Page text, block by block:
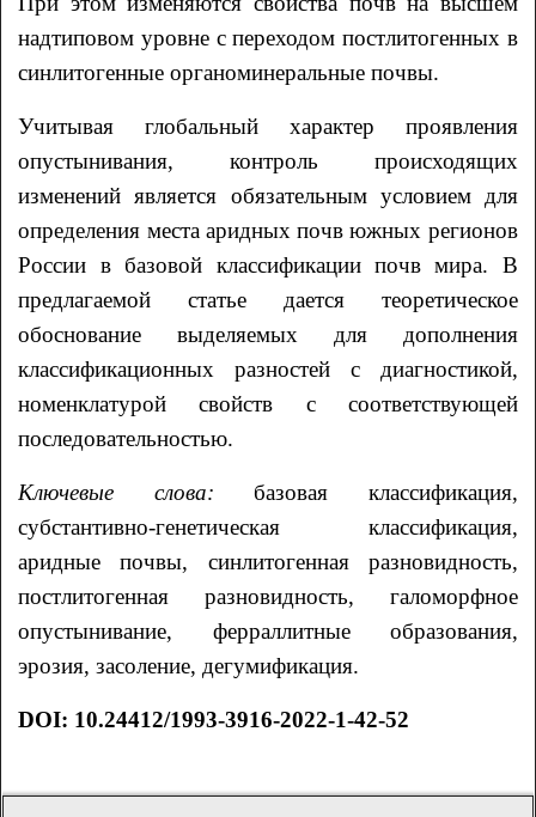
надтиповом уровне с переходом постлитогенных в
синлитогенные органоминеральные почвы.
Учитывая глобальный характер проявления
опустынивания, контроль происходящих
изменений является обязательным условием для
определения места аридных почв южных регионов
России в базовой классификации почв мира. В
предлагаемой статье дается теоретическое
обоснование выделяемых для дополнения
классификационных разностей с диагностикой,
номенклатурой свойств с соответствующей
последовательностью.
Ключевые слова:базовая классификация,
субстантивно-генетическая классификация,
аридные почвы, синлитогенная разновидность,
постлитогенная разновидность, галоморфное
опустынивание, ферраллитные образования,
эрозия, засоление, дегумификация.
DOI: 10.24412/1993-3916-2022-1-42-52